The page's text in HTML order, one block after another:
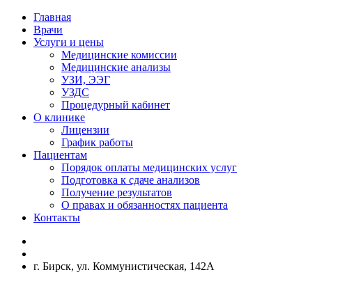
Главная
Врачи
Услуги и цены
Медицинские комиссии
Медицинские анализы
УЗИ, ЭЭГ
УЗДС
Процедурный кабинет
О клинике
Лицензии
График работы
Пациентам
Порядок оплаты медицинских услуг
Подготовка к сдаче анализов
Получение результатов
О правах и обязанностях пациента
Контакты
г. Бирск, ул. Коммунистическая, 142А